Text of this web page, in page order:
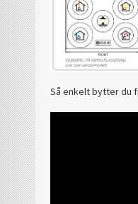
Så enkelt bytter du